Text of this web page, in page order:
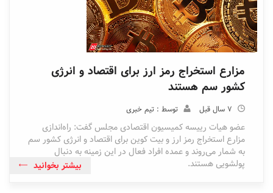
مزارع استخراج رمز ارز برای اقتصاد و انرژی
کشور سم هستند
7 سال قبل توسط : تیم خبری
عضو هیات رییسه کمیسیون اقتصادی مجلس گفت: راه‌اندازی
مزارع استخراج رمز ارز و بیت کوین برای اقتصاد و انرژی کشور سم
به شمار می‌روند و عمده افراد فعال در این زمینه به دنبال
پولشویی هستند.
بیشتر بخوانید